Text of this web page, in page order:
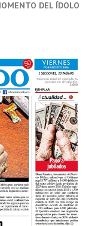
DEL ÍDOLO